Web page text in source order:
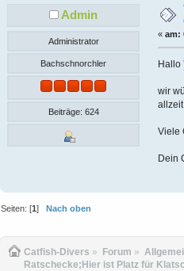
Admin
Administrator
Bachschnorchler
Beiträge: 624
« am:
Hallo
wir
Viele
Dein
Seiten: [1] Nach oben
Catfish-Divers » Forum »
Ratschecke;Hier ist Platz für